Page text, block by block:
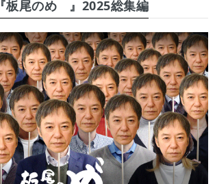
板尾のめ゙』2025総集編